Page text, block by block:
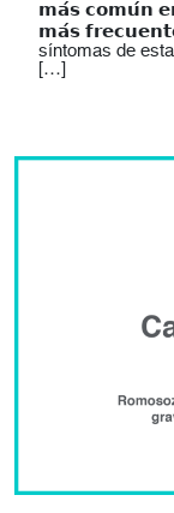
𝗺𝗮́𝘀 𝗰𝗼𝗺𝘂́𝗻
𝗺𝗮́𝘀
síntomas de
[…]